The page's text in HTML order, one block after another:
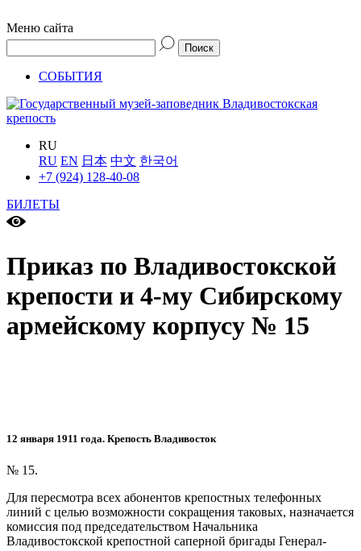
Меню сайта
СОБЫТИЯ
RU
RU EN 日本 中文 한국어
+7 (924) 128-40-08
БИЛЕТЫ
Приказ по Владивостокской
крепости и 4-му Сибирскому
армейскому корпусу № 15
12 января 1911 года. Крепость Владивосток
№ 15.
Для пересмотра всех абонентов крепостных телефонных
линий с целью возможности сокращения таковых, назначается
комиссия под председательством Начальника
Владивостокской крепостной саперной бригады Генерал-